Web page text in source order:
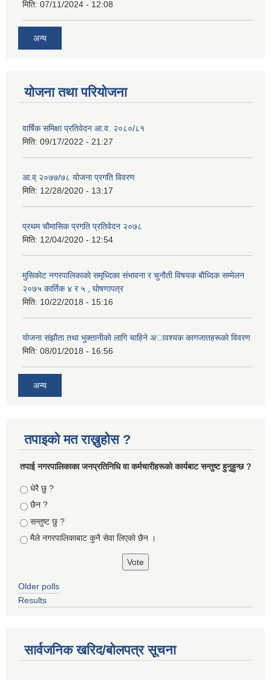
मिति: 07/11/2024 - 12:08
अन्य
योजना तथा परियोजना
वार्षिक समिक्षा प्रतिवेदन आ.व. २०८०/८१
मिति: 09/17/2022 - 21:27
आ.व् २०७७/७८ योजना प्रगति विवरण
मिति: 12/28/2020 - 13:17
प्रथम चाैमासिक प्रगति प्रतिवेदन २०७८
मिति: 12/04/2020 - 12:54
मुसिकाेट नगरपालिकाकाे समृध्दिका संभावना र चुनाैती विषयक बाैध्दिक सम्मेलन
२०७५ कार्तिक ४ र ५ , घाेषणापत्र
मिति: 10/22/2018 - 15:16
याेजना संझाैता तथा भुक्तानीकाे लागि चाहिने अावश्यक कागजातहरूकाे विवरण
मिति: 08/01/2018 - 16:56
अन्य
तपाइको मत राख्नुहोस ?
तपा‌ई नगरपालिकाका जनप्रतिनिधि वा कर्मचारीहरूकाे कार्यबाट सन्तुष्ट हुनुहुन्छ ?
Choices
धेरै छु ?
छैन ?
सन्तुष्ट छु ?
मैले नगरपालिकाबाट कुनै सेवा लिएकाे छैन ।
Older polls
Results
सार्वजनिक खरिद/बोलपत्र सूचना